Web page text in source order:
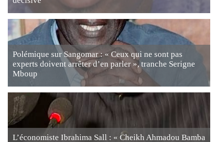
Polémique sur Sangomar : « Ceux qui ne sont pas
experts doivent arrêter d’en parler », tranche Serigne
Mboup
L’économiste Ibrahima Sall : « Cheikh Ahmadou Bamba